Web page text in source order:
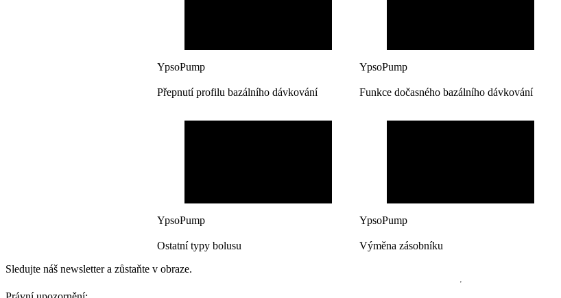
YpsoPump
Přepnutí profilu bazálního dávkování
YpsoPump
Funkce dočasného bazálního dávkování
YpsoPump
Ostatní typy bolusu
YpsoPump
Výměna zásobníku
Sledujte náš newsletter a zůstaňte v obraze.